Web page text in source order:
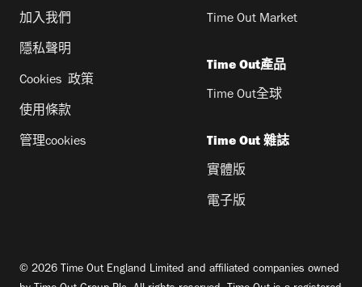
加入我們
隱私聲明
Cookies 政策
使用條款
管理cookies
Time Out Market
Time Out產品
Time Out全球
Time Out 雜誌
實體版
電子版
© 2026 Time Out England Limited and affiliated companies owned